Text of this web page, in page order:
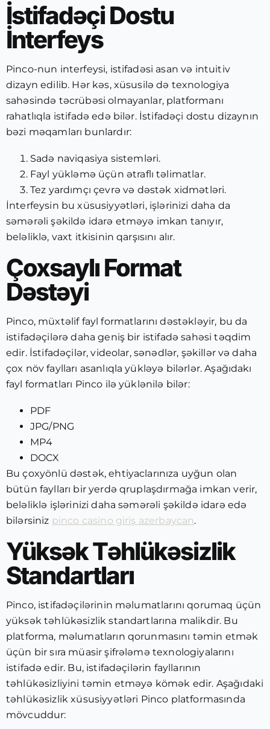
İstifadəçi Dostu
İnterfeys
Pinco-nun interfeysi, istifadəsi asan və intuitiv
dizayn edilib. Hər kəs, xüsusilə də texnologiya
sahəsində təcrübəsi olmayanlar, platformanı
rahatlıqla istifadə edə bilər. İstifadəçi dostu dizaynın
bəzi məqamları bunlardır:
Sadə naviqasiya sistemləri.
Fayl yükləmə üçün ətraflı təlimatlar.
Tez yardımçı çevrə və dəstək xidmətləri.
İnterfeysin bu xüsusiyyətləri, işlərinizi daha da
səmərəli şəkildə idarə etməyə imkan tanıyır,
beləliklə, vaxt itkisinin qarşısını alır.
Çoxsaylı Format
Dəstəyi
Pinco, müxtəlif fayl formatlarını dəstəkləyir, bu da
istifadəçilərə daha geniş bir istifadə sahəsi təqdim
edir. İstifadəçilər, videolar, sənədlər, şəkillər və daha
çox növ faylları asanlıqla yükləyə bilərlər. Aşağıdakı
fayl formatları Pinco ilə yüklənilə bilər:
PDF
JPG/PNG
MP4
DOCX
Bu çoxyönlü dəstək, ehtiyaclarınıza uyğun olan
bütün faylları bir yerdə qruplaşdırmağa imkan verir,
beləliklə işlərinizi daha səmərəli şəkildə idarə edə
bilərsiniz pinco casino giriş azerbaycan.
Yüksək Təhlükəsizlik
Standartları
Pinco, istifadəçilərinin məlumatlarını qorumaq üçün
yüksək təhlükəsizlik standartlarına malikdir. Bu
platforma, məlumatların qorunmasını təmin etmək
üçün bir sıra müasir şifrələmə texnologiyalarını
istifadə edir. Bu, istifadəçilərin fayllarının
təhlükəsizliyini təmin etməyə kömək edir. Aşağıdaki
təhlükəsizlik xüsusiyyətləri Pinco platformasında
mövcuddur: